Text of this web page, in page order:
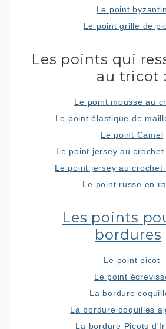
Le point byzantin
Le point grille de
Les points qui
au tricot :
Le point mousse au
Le point élastique de
Le point Camel
Le point jersey au
Le point jersey au crochet
Le point russe en
Les points
bordures
Le point picot
Le point
La bordure
La bordure coquilles
La bordure Picots